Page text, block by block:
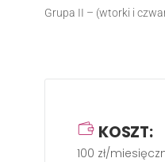
Grupa II – (wtorki i
KOSZT:
100 zł/